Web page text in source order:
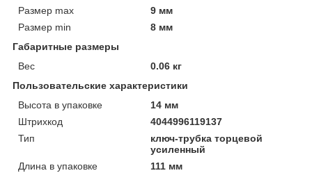
Размер max
9 мм
Размер min
8 мм
Габаритные размеры
Вес
0.06 кг
Пользовательские характеристики
Высота в упаковке
14 мм
Штрихкод
4044996119137
Тип
ключ-трубка торцевой
усиленный
Длина в упаковке
111 мм